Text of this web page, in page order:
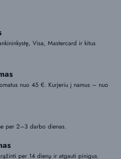
Visa, Mastercard ir kitus
nuo 45 €. Kurjeriu į namus – nuo
per 2–3 darbo dienas.
per 14 dienų ir atgauti pinigus.